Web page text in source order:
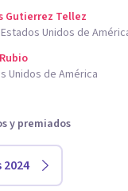
Gutierrez Tellez
Unidos de
Unidos de América
y premiados
2024